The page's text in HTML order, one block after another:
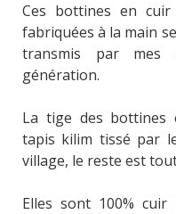
Ces bottines en
fabriquées à la main
transmis par mes
génération.
La tige des bottines
tapis kilim tissé par
village, le reste est
Elles sont 100% cuir